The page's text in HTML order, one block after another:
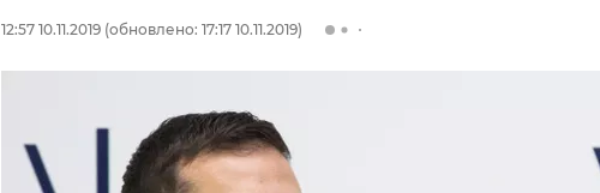
12:57 10.11.2019 (обновлено: 17:17 10.11.2019)